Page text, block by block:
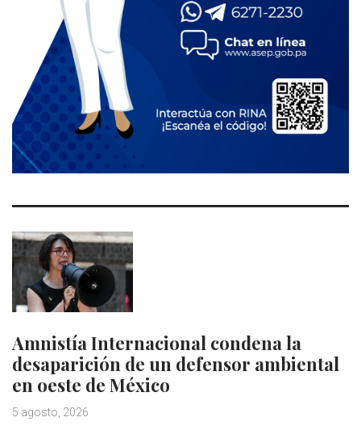
Amnistía Internacional condena la
desaparición de un defensor ambiental
en oeste de México
5 agosto, 2026